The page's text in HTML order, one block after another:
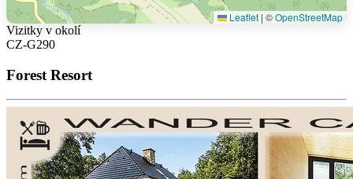
Leaflet | ©OpenStreetMap
Vizitky v okolí
CZ-G290
Forest Resort